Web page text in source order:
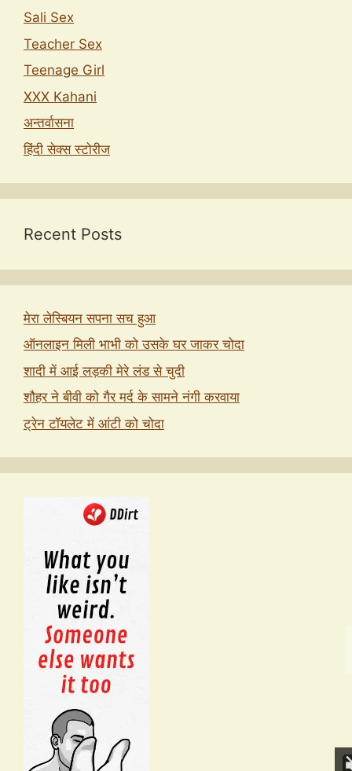
Sali Sex
Teacher Sex
Teenage Girl
XXX Kahani
अन्तर्वासना
हिंदी सेक्स स्टोरीज
Recent Posts
मेरा लेस्बियन सपना सच हुआ
ऑनलाइन मिली भाभी को उसके घर जाकर चोदा
शादी में आई लड़की मेरे लंड से चुदी
शौहर ने बीवी को गैर मर्द के सामने नंगी करवाया
ट्रेन टॉयलेट में आंटी को चोदा